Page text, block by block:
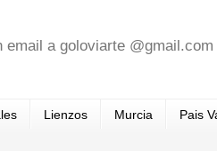
a goloviarte @gmail.com
Lienzos Murcia Pais